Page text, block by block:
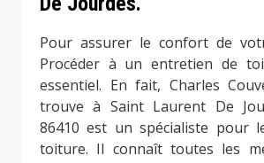
Pour assurer le confort de
Procéder à un entretien de
essentiel. En fait, Charles
trouve à Saint Laurent De
86410 est un spécialiste pour
toiture. Il connaît toutes les